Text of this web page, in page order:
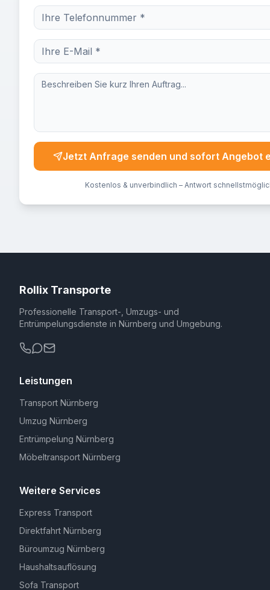
Jetzt Anfrage senden und sofort Angebot
Kostenlos & unverbindlich – Antwort
Rollix Transporte
Professionelle Transport-, Umzugs- und
Entrümpelungsdienste in Nürnberg und Umgebung.
Leistungen
Transport Nürnberg
Umzug Nürnberg
Entrümpelung Nürnberg
Möbeltransport Nürnberg
Weitere Services
Express Transport
Direktfahrt Nürnberg
Büroumzug Nürnberg
Haushaltsauflösung
Sofa Transport